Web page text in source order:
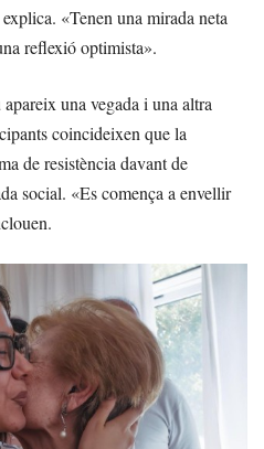
«Tenen una mirada neta
reflexió optimista».
una vegada i una altra
coincideixen que la
de resistència davant de
social. «Es comença a envellir